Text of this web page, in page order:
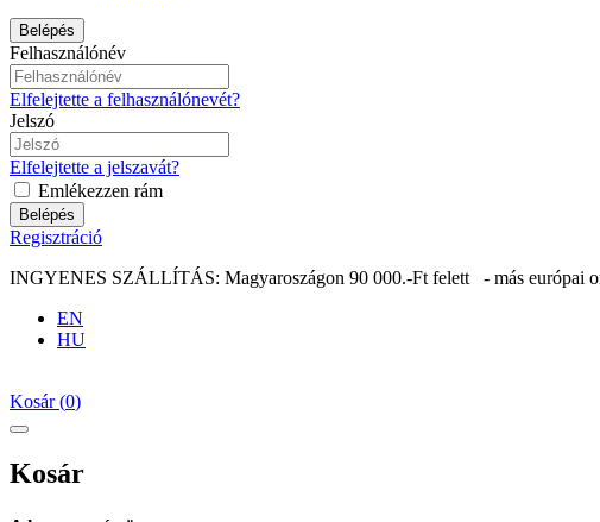
Belépés
Felhasználónév
Elfelejtette a felhasználónevét?
Jelszó
Elfelejtette a jelszavát?
Emlékezzen rám
Belépés
Regisztráció
INGYENES SZÁLLÍTÁS: Magyaroszágon 90 000.-Ft felett - más európai
EN
HU
Kosár(0)
Kosár